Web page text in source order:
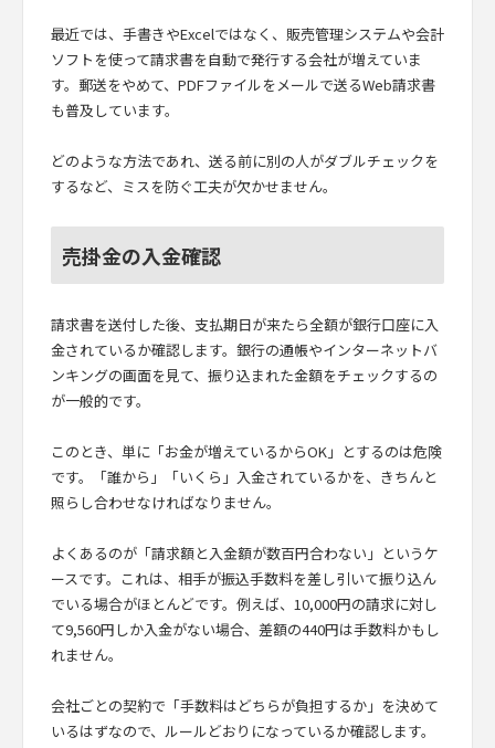
最近では、手書きやExcelではなく、販売管理システムや会計
ソフトを使って請求書を自動で発行する会社が増えていま
す。郵送をやめて、PDFファイルをメールで送るWeb請求書
も普及しています。
どのような方法であれ、送る前に別の人がダブルチェックを
するなど、ミスを防ぐ工夫が欠かせません。
売掛金の入金確認
請求書を送付した後、支払期日が来たら全額が銀行口座に入
金されているか確認します。銀行の通帳やインターネットバ
ンキングの画面を見て、振り込まれた金額をチェックするの
が一般的です。
このとき、単に「お金が増えているからOK」とするのは危険
です。「誰から」「いくら」入金されているかを、きちんと
照らし合わせなければなりません。
よくあるのが「請求額と入金額が数百円合わない」というケ
ースです。これは、相手が振込手数料を差し引いて振り込ん
でいる場合がほとんどです。例えば、10,000円の請求に対し
て9,560円しか入金がない場合、差額の440円は手数料かもし
れません。
会社ごとの契約で「手数料はどちらが負担するか」を決めて
いるはずなので、ルールどおりになっているか確認します。